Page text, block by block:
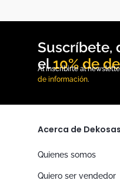
10% de
Al inscribirte al
de información.
Acerca de Dekosas
Quienes somos
Quiero ser vendedor